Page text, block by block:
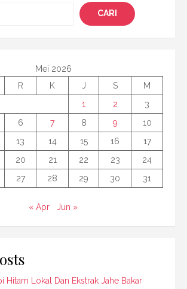
CARI
Mei 2026
R K J S
M
1
2
3
6 7 8 9
10
13 14 15 16
17
20 21 22 23
24
27 28 29 30 31
« Apr Jun »
Hitam Lokal Dan Ekstrak Jahe Bakar